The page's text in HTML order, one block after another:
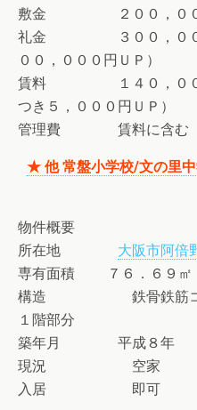
敷金 ２００，００
礼金 ３００，０００
００，０００円ＵＰ）
賃料 １４０，０００
つき５，０００円ＵＰ）
管理費 賃料に含む
★ 他 常盤小学校/文の里
物件概要
所在地 大阪市阿倍
専有面積 ７６．６９㎡（
構造 鉄骨鉄筋コンク
１階部分
築年月 平成８年
現況 空家
入居 即可